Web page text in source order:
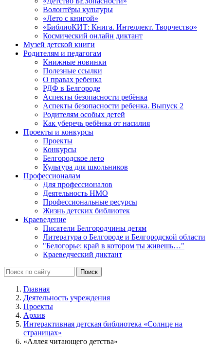
Волонтёры культуры
«Лето с книгой»
«БиблиоКИТ: Книга. Интеллект. Творчество»
Космический онлайн диктант
Музей детской книги
Родителям и педагогам
Книжные новинки
Полезные ссылки
О правах ребенка
РДФ в Белгороде
Аспекты безопасности ребёнка
Аспекты безопасности ребенка. Выпуск 2
Родителям особых детей
Как уберечь ребёнка от насилия
Проекты и конкурсы
Проекты
Конкурсы
Белгородское лето
Культура для школьников
Профессионалам
Для профессионалов
Деятельность НМО
Профессиональные ресурсы
Жизнь детских библиотек
Краеведение
Писатели Белгородчины детям
Литература о Белгороде и Белгородской области
"Белогорье: край в котором ты живешь…"
Краеведческий диктант
Главная
Деятельность учреждения
Проекты
Архив
Интерактивная детская библиотека «Солнце на
страницах»
«Аллея читающего детства»